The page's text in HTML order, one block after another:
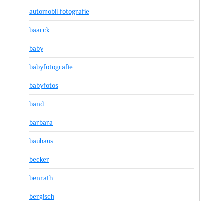
automobil fotografie
baarck
baby
babyfotografie
babyfotos
band
barbara
bauhaus
becker
benrath
bergisch